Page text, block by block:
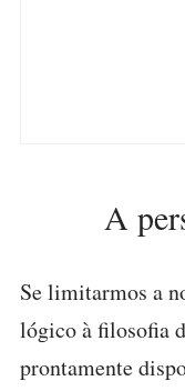
A
Se limitarmos a
lógico à filosofia
prontamente